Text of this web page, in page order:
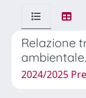
Relazione
ambientale.
2024/2025